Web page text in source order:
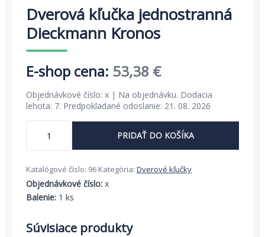
Dverová kľučka jednostranná
Dieckmann Kronos
Pôvodná
cena
bola:
82,13 €.
53,38 €Aktuálna
cena
je:
53,38 €.
Objednávkové číslo: x | Na objednávku. Dodacia
lehota: 7. Predpokladané odoslanie: 21. 08. 2026
množstvo
Dverová
kľučka
Dieckmann
Kronos
PRIDAŤ DO KOŠÍKA
Katalógové číslo: 96 Kategória: Dverové kľučky
Objednávkové číslo: x
Balenie: 1 ks
Súvisiace produkty